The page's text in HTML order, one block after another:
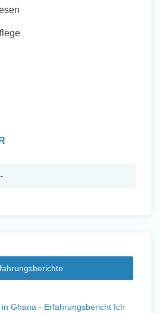
Ghana - Erfahrungsbericht Ich